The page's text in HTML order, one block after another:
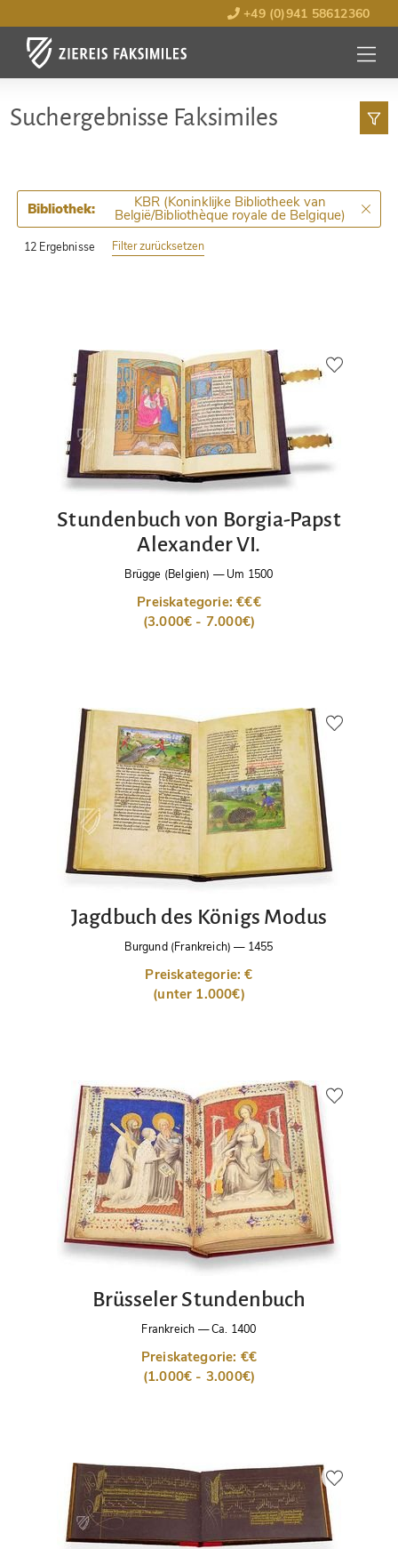
+49 (0)941 58612360
MENÜ
Such­ergebnisse Faksimiles
12 Ergebnisse
Bibliothek: KBR (Koninklijke Bibliotheek van
België/Bibliothèque royale de Belgique)
Filter zurücksetzen
Stundenbuch von Borgia-Papst
Alexander VI.
Brügge (Belgien) —Um 1500
Preiskategorie: €€€
(3.000€ - 7.000€)
Jagdbuch des Königs Modus
Burgund (Frankreich) — 1455
Preiskategorie: €
(unter 1.000€)
Brüsseler Stundenbuch
Frankreich —Ca. 1400
Preiskategorie: €€
(1.000€ - 3.000€)